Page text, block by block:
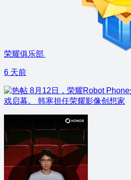
荣耀俱乐部
6 天前
8月12日，荣耀Robot
戏启幕。 韩寒担任荣耀影像创想家